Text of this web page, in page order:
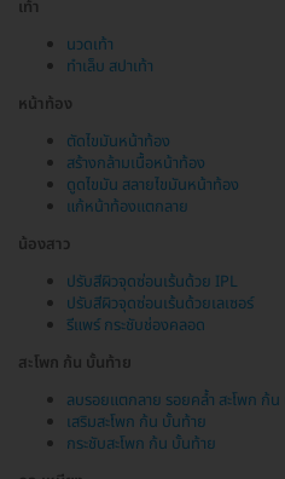
เท้า
นวดเท้า
ทำเล็บ สปาเท้า
หน้าท้อง
ตัดไขมันหน้าท้อง
สร้างกล้ามเนื้อหน้าท้อง
ดูดไขมัน สลายไขมันหน้าท้อง
แก้หน้าท้องแตกลาย
น้องสาว
ปรับสีผิวจุดซ่อนเร้นด้วย IPL
ปรับสีผิวจุดซ่อนเร้นด้วยเลเซอร์
รีแพร์ กระชับช่องคลอด
สะโพก ก้น บั้นท้าย
ลบรอยแตกลาย รอยคล้ำ สะโพก ก้
เสริมสะโพก ก้น บั้นท้าย
กระชับสะโพก ก้น บั้นท้าย